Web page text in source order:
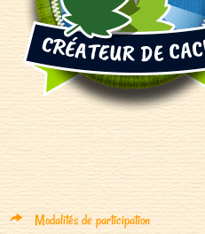
Modalités de participation